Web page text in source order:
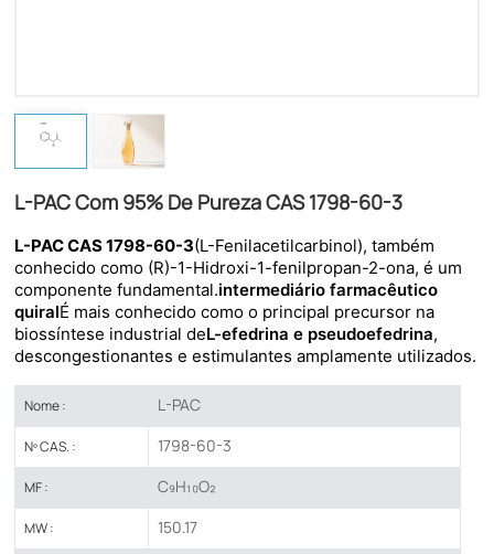
L-PAC Com 95% De Pureza CAS 1798-60-3
L-PACCAS 1798-60-3(L-Fenilacetilcarbinol), também
conhecido como (R)-1-Hidroxi-1-fenilpropan-2-ona, é um
componente fundamental.intermediário farmacêutico
quiralÉ mais conhecido como o principal precursor na
biossíntese industrial deL-efedrina e pseudoefedrina,
descongestionantes e estimulantes amplamente utilizados.
Nome : L-PAC
Nº CAS. : 1798-60-3
MF : C₉H₁₀O₂
MW : 150.17